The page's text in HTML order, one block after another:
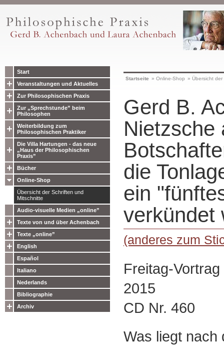
Start
Veranstaltungen und Aktuelles
Zur Philosophischen Praxis
Zur „Sprechstunde” beim
Philosophen
Weiterbildung zum
Philosophischen Praktiker
Die Villa Hartungen - das neue
„Haus der Philosophischen
Praxis”
Bücher
Online-Shop
Übersicht der Schriften und
Mitschnitte
Audio-visuelle Medien „online”
Texte von und über Achenbach
Texte „online”
English
Español
Italiano
Nederlands
Bibliographie
Archiv
Startseite » Online-Shop » Übersicht
Gerd B.
Nietzsche
die
ein
verkündet
(anderes zum
Freitag-
2015
CD Nr. 460
Was liegt nach